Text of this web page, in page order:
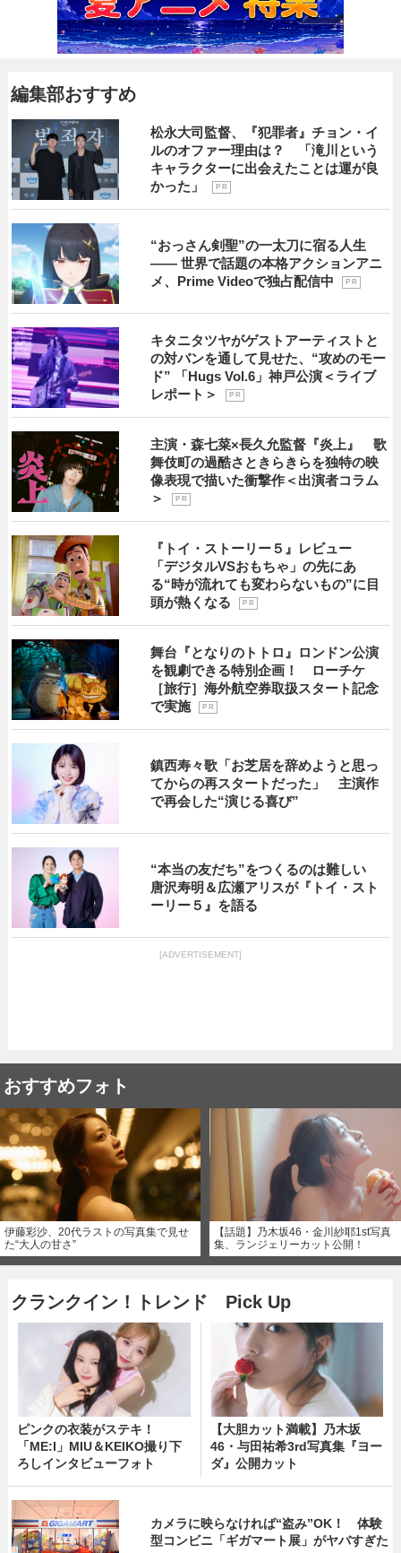
編集部おすすめ
松永大司監督、『犯罪者』チョン・イ
ルのオファー理由は？ 「滝川という
キャラクターに出会えたことは運が良
かった」
P R
“おっさん剣聖”の一太刀に宿る人生
―― 世界で話題の本格アクションアニ
メ、Prime Videoで独占配信中
P R
キタニタツヤがゲストアーティストと
の対バンを通して見せた、“攻めのモー
ド” 「Hugs Vol.6」神戸公演＜ライブ
レポート＞
P R
主演・森七菜×長久允監督『炎上』 歌
舞伎町の過酷さときらきらを独特の映
像表現で描いた衝撃作＜出演者コラム
＞
P R
『トイ・ストーリー５』レビュー
「デジタルVSおもちゃ」の先にあ
る“時が流れても変わらないもの”に目
頭が熱くなる
P R
舞台『となりのトトロ』ロンドン公演
を観劇できる特別企画！ ローチケ
［旅行］海外航空券取扱スタート記念
で実施
P R
鎮西寿々歌「お芝居を辞めようと思っ
てからの再スタートだった」 主演作
で再会した“演じる喜び”
“本当の友だち”をつくるのは難しい
唐沢寿明＆広瀬アリスが『トイ・スト
ーリー５』を語る
[ADVERTISEMENT]
おすすめフォト
伊藤彩沙、20代ラストの写真集で見せ
た“大人の甘さ”
【話題】乃木坂46・金川紗耶1st写真
集、ランジェリーカット公開！
クランクイン！トレンド Pick Up
ピンクの衣装がステキ！
「ME:I」MIU＆KEIKO撮り下
ろしインタビューフォト
【大胆カット満載】乃木坂
46・与田祐希3rd写真集『ヨー
ダ』公開カット
カメラに映らなければ“盗み”OK！ 体験
型コンビニ「ギガマート展」がヤバすぎた